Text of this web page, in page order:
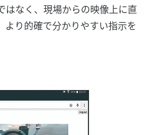
はなく、現場からの映像上に直
より的確で分かりやすい指示を